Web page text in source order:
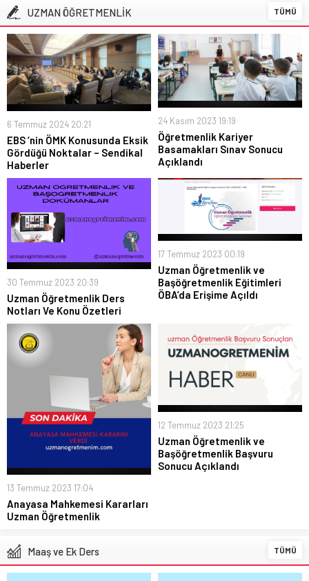
LİSE ÖĞRENCİLERİNE YÖNELİK HAZIRLANAN “YOUNG AND
WISE” DERGİSİNİN ÜÇÜNCÜ SAYISI YAYIMLANDI
“KAHRAMANIM MEHMETÇİK VE VATAN” TEMALI RESİM
YARIŞMASINDA HALK OYLAMASI BAŞLADI
UZMAN ÖĞRETMENLİK TÜMÜ
6 Temmuz 2024 20:21
EBS ‘nin ÖMK Konusunda Eksik
Gördüğü Noktalar – Sendikal
Haberler
24 Kasım 2023 19:19
Öğretmenlik Kariyer
Basamakları Sınav Sonucu
Açıklandı
30 Temmuz 2023 20:39
Uzman Öğretmenlik Ders
Notları Ve Konu Özetleri
17 Temmuz 2023 00:19
Uzman Öğretmenlik ve
Başöğretmenlik Eğitimleri
ÖBA’da Erişime Açıldı
13 Temmuz 2023 17:04
Anayasa Mahkemesi Kararları
Uzman Öğretmenlik
12 Temmuz 2023 21:25
Uzman Öğretmenlik ve
Başöğretmenlik Başvuru
Sonucu Açıklandı
Maaş ve Ek Ders TÜMÜ